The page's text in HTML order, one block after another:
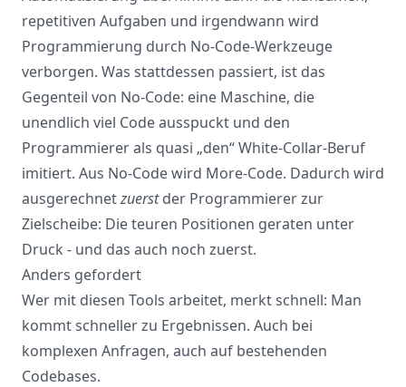
repetitiven Aufgaben und irgendwann wird
Programmierung durch No-Code-Werkzeuge
verborgen. Was stattdessen passiert, ist das
Gegenteil von No-Code: eine Maschine, die
unendlich viel Code ausspuckt und den
Programmierer als quasi „den“ White-Collar-Beruf
imitiert. Aus No-Code wird More-Code. Dadurch wird
ausgerechnetzuerstder Programmierer zur
Zielscheibe: Die teuren Positionen geraten unter
Druck - und das auch noch zuerst.
Anders gefordert
Wer mit diesen Tools arbeitet, merkt schnell: Man
kommt schneller zu Ergebnissen. Auch bei
komplexen Anfragen, auch auf bestehenden
Codebases.